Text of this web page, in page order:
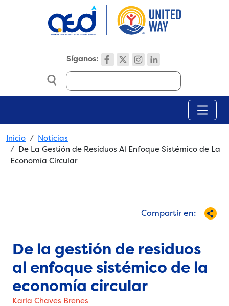
Síganos:
Search
Breadcrumb
Inicio
Noticias
De La Gestión de Residuos Al Enfoque Sistémico de La
Economía Circular
Compartir en:
De la gestión de residuos
al enfoque sistémico de la
economía circular
Karla Chaves Brenes